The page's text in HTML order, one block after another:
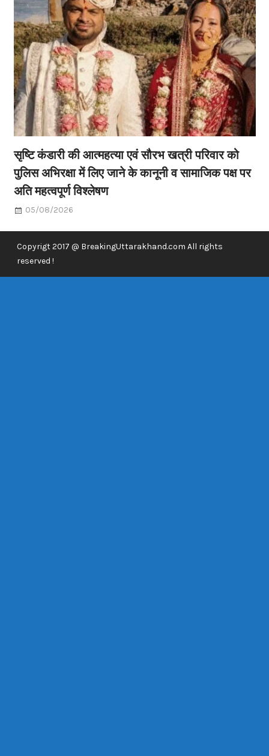
सृष्टि कंडारी की आत्महत्या एवं सौरभ खत्री परिवार को
पुलिस अभिरक्षा में लिए जाने के कानूनी व सामाजिक पक्ष पर
अति महत्वपूर्ण विश्लेषण
05/08/2026
Copyrigt 2017 @ BreakingUttarakhand.com All rights
reserved !